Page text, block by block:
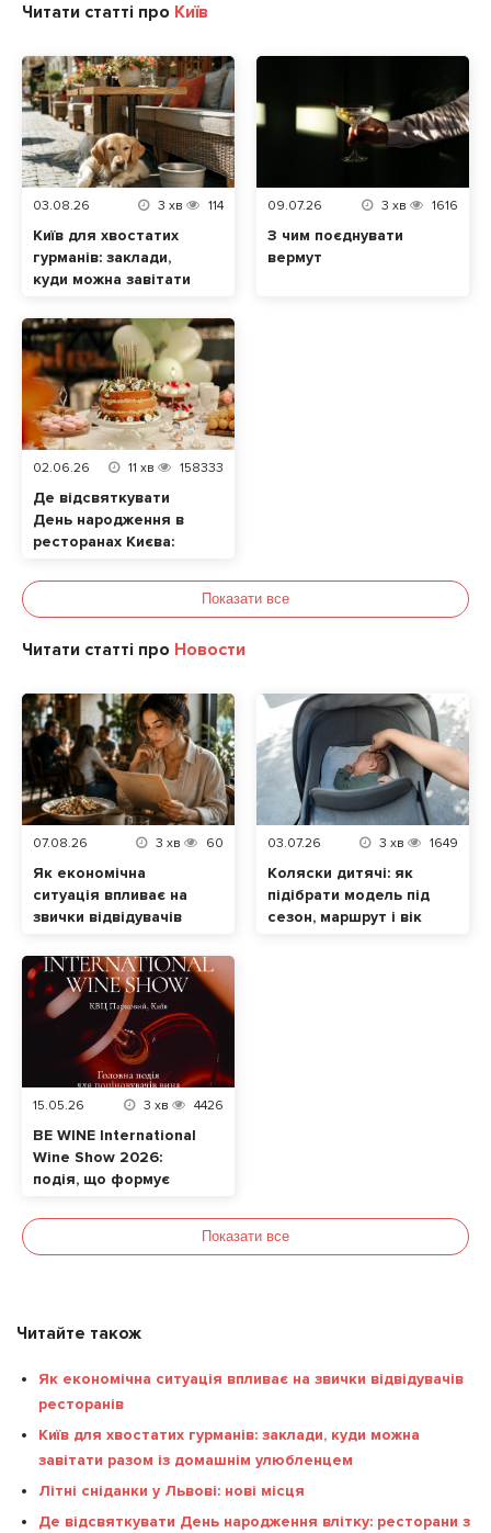
Читати статті про Київ
03.08.26 3 хв 114
Київ для хвостатих
гурманів: заклади,
куди можна завітати
улюбленцем
09.07.26 3 хв 1616
З чим поєднувати
вермут
02.06.26 11 хв 158333
Де відсвяткувати
День народження в
ресторанах Києва:
Показати все
Читати статті про Новости
07.08.26 3 хв 60
Як економічна
ситуація впливає на
звички відвідувачів
03.07.26 3 хв 1649
Коляски дитячі: як
підібрати модель під
сезон, маршрут і вік
15.05.26 3 хв 4426
BE WINE International
Wine Show 2026:
подія, що формує
культуру в Україні
Показати все
Читайте також
Як економічна ситуація впливає на звички відвідувачів
ресторанів
Київ для хвостатих гурманів: заклади, куди можна
завітати разом із домашнім улюбленцем
Літні сніданки у Львові: нові місця
Де відсвяткувати День народження влітку: ресторани з